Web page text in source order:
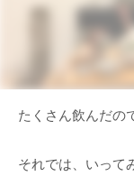
たくさん飲んだの
それでは、いって